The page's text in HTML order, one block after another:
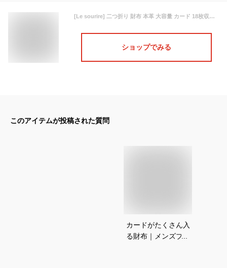
[Le sourire] 二つ折り 財布 本革 大容量 カード 18枚収納 新設計のボックス型小銭入れ メンズ (ブラック×ブルー)
ショップでみる
このアイテムが投稿された質問
カードがたくさん入
る財布｜メンズブラ